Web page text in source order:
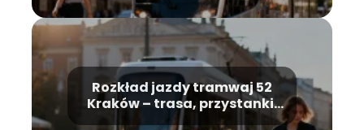
Rozkład jazdy tramwaj 52
Kraków – trasa, przystanki,
godziny